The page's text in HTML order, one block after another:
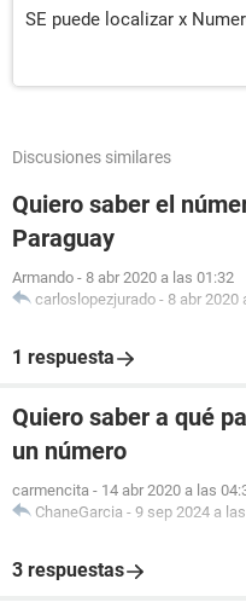
SE puede localizar x
Discusiones similares
Quiero saber el
Paraguay
Armando - 8 abr 2020 a las 01:32
carloslopezjurado - 8 abr 2020
1 respuesta
Quiero saber a qué
un número
carmencita - 14 abr 2020 a las
ChaneGarcia - 9 sep 2024 a
3 respuestas